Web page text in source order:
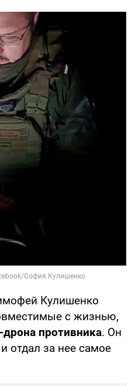
Кулишенко
с жизнью,
дрона противника. Он
отдал за нее самое